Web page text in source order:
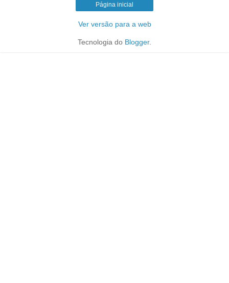
Página inicial
Ver versão para a web
Tecnologia do Blogger.